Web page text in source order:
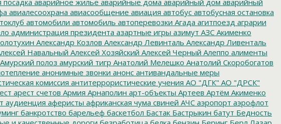
авиалесоохрана авиасообщение авиация автобус автобусная остановка
автомобили автомобиль автоперевозки Агада агитпоезд аграрии
администрация президента азартные игры азимут АЗС Акименко
Александр Козлов Александр Левинталь Александр Ливенталь
Навальный Алексей Хозяйский Алексей Черный Алеппо алименты
Амурский полоз амурский тигр Анатолий Мелешко Анатолий Скоробогатов
анонимные звонки анонс антивандальные меры
комиссия антитеррористические учения АО "ДГК" АО "ДРСК"
арест счетов Армия Арнаполин арт-объекты Артеев Артём Акименко
аудиенция аферисты африканская чума свиней АЧС аэропорт аэрофлот
банкротство барельеф баскетбол Бастак Бастрыкин батут Бедность